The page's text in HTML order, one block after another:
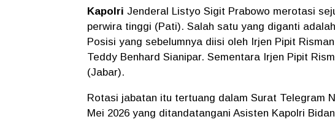
Kapolri Jenderal Listyo Sigit Prabowo merotasi
perwira tinggi (Pati). Salah satu yang diganti
Posisi yang sebelumnya diisi oleh Irjen Pipit
Teddy Benhard Sianipar. Sementara Irjen Pipit
(Jabar).
Rotasi jabatan itu tertuang dalam Surat Telegram
Mei 2026 yang ditandatangani Asisten Kapolri